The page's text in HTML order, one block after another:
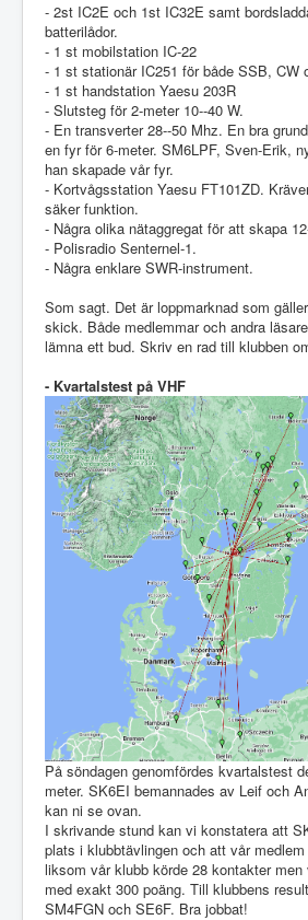
- 2st IC2E och 1st IC32E samt
batterilådor.
- 1 st mobilstation IC-22
- 1 st stationär IC251 för både SSB, CW
- 1 st handstation Yaesu 203R
- Slutsteg för 2-meter 10--40 W.
- En transverter 28--50 Mhz. En bra
en fyr för 6-meter. SM6LPF, Sven-Erik,
han skapade vår fyr.
- Kortvågsstation Yaesu FT101ZD.
säker funktion.
- Några olika nätaggregat för att skapa
- Polisradio Senternel-1.
- Några enklare SWR-instrument.
Som sagt. Det är loppmarknad som
skick. Både medlemmar och andra
lämna ett bud. Skriv en rad till klubben
- Kvartalstest på VHF
På söndagen genomfördes kvartalstest
meter. SK6EI bemannades av Leif och
kan ni se ovan.
I skrivande stund kan vi konstatera att
plats i klubbtävlingen och att vår
liksom vår klubb körde 28 kontakter men
med exakt 300 poäng. Till klubbens
SM4FGN och SE6F. Bra jobbat!